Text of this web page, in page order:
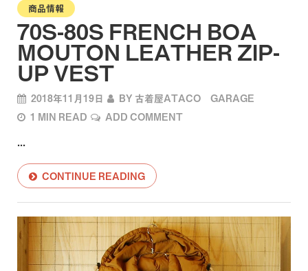
商品情報
70S-80S FRENCH BOA
MOUTON LEATHER ZIP-
UP VEST
2018年11月19日 BY 古着屋ATACO GARAGE
1 MIN READ
ADD COMMENT
...
CONTINUE READING